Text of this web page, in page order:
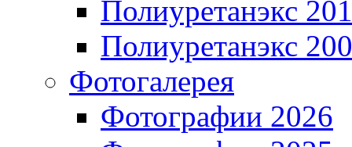
Полиуретанэкс
Полиуретанэкс
Фотогалерея
Фотографии 2026